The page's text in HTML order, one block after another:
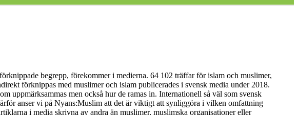
begrepp, förekommer i medierna. 64 102 träffar för islam och muslimer,
förknippas med muslimer och islam publicerades i svensk media under 2018.
uppmärksammas men också hur de ramas in. Internationell så väl som svensk
anser vi på Nyans:Muslim att det är viktigt att synliggöra i vilken omfattning
i media skrivna av andra än muslimer, muslimska organisationer eller